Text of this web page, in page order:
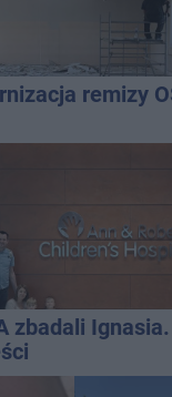
remizy
zbadali